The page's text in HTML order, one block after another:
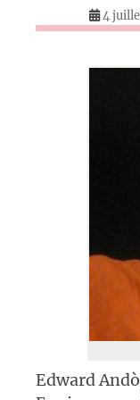
4
Edward